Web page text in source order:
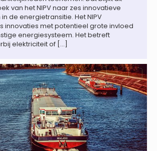
van het NIPV naar zes innovatieve
de energietransitie. Het NIPV
innovaties met potentieel grote invloed
energiesysteem. Het betreft
elektriciteit of […]